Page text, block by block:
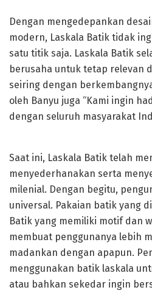
Dengan mengedepankan
modern, Laskala Batik tidak
satu titik saja. Laskala Batik
berusaha untuk tetap relevan
seiring dengan
oleh Banyu juga “Kami ingin
dengan seluruh masyarakat
Saat ini, Laskala Batik telah
menyederhanakan serta
milenial. Dengan begitu,
universal. Pakaian batik yang
Batik yang memiliki motif dan
membuat penggunanya lebih
madankan dengan apapun.
menggunakan batik laskala
atau bahkan sekedar ingin